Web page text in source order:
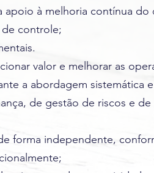
à melhoria contínua do
controle;
valor e melhorar as
a abordagem sistemática
de gestão de riscos e
forma independente,